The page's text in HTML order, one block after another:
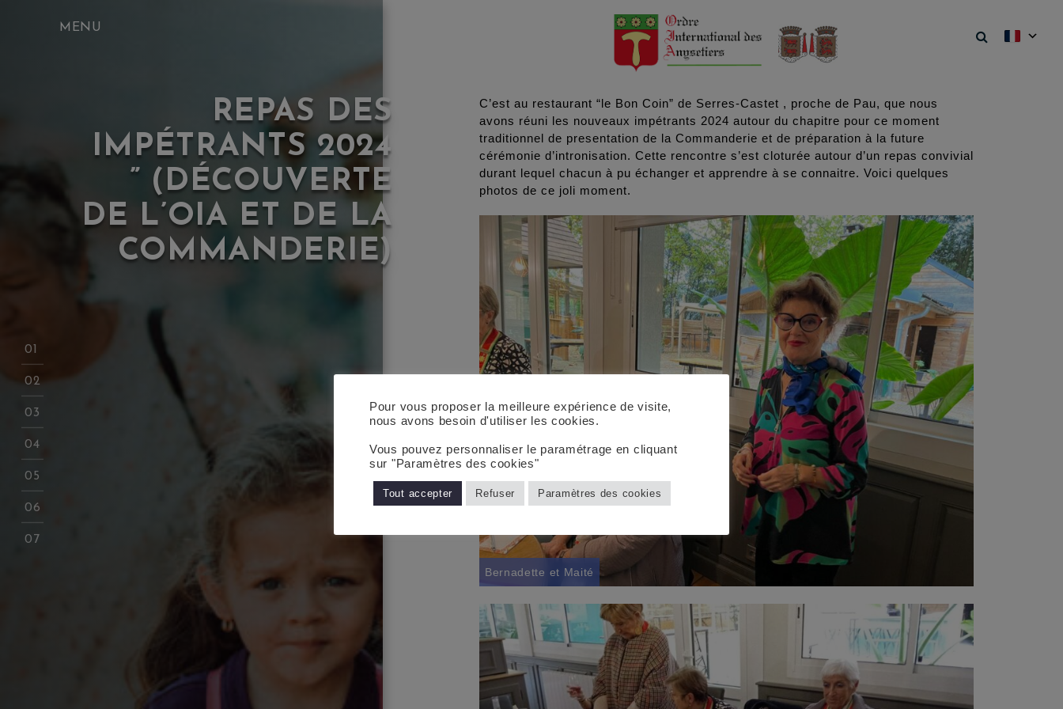
REPAS DES
IMPÉTRANTS 2024
” (DÉCOUVERTE
DE L’OIA ET DE LA
COMMANDERIE)
C’est au restaurant “le Bon Coin” de Serres-Castet , proche de Pau, que nous
avons réuni les nouveaux impétrants 2024 autour du chapitre pour ce moment
traditionnel de presentation de la Commanderie et de préparation à la future
cérémonie d’intronisation. Cette rencontre s’est cloturée autour d’un repas convivial
durant lequel chacun à pu échanger et apprendre à se connaitre. Voici quelques
photos de ce joli moment.
Bernadette et Maité
Pour vous proposer la meilleure expérience de visite,
nous avons besoin d'utiliser les cookies.
Vous pouvez personnaliser le paramétrage en cliquant
sur "Paramètres des cookies"
Tout accepter Refuser Paramètres des cookies